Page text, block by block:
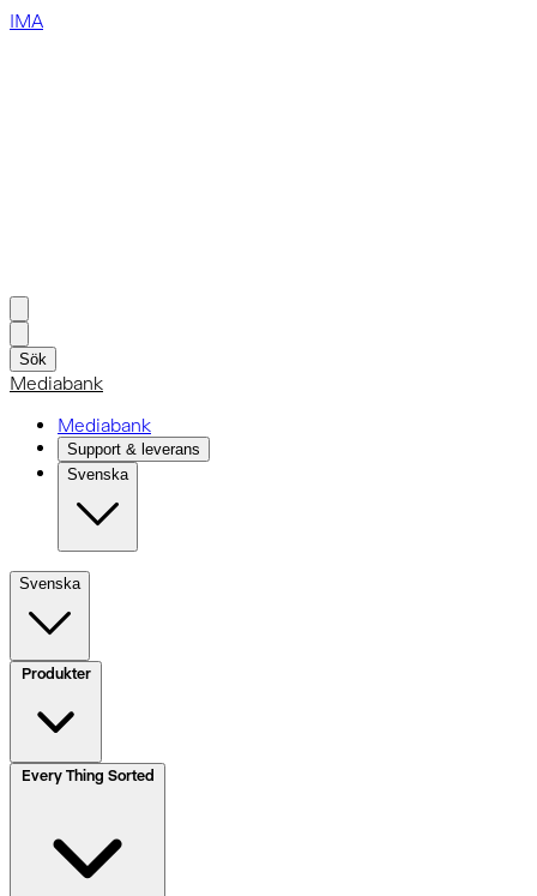
IMA
Sök
Mediabank
Mediabank
Support & leverans
Svenska
Svenska
Produkter